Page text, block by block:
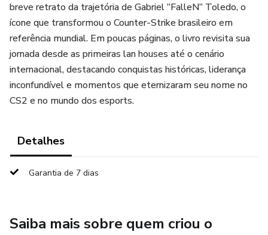
breve retrato da trajetória de Gabriel “FalleN” Toledo, o
ícone que transformou o Counter-Strike brasileiro em
referência mundial. Em poucas páginas, o livro revisita sua
jornada desde as primeiras lan houses até o cenário
internacional, destacando conquistas históricas, liderança
inconfundível e momentos que eternizaram seu nome no
CS2 e no mundo dos esports.
Detalhes
Garantia de 7 dias
Saiba mais sobre quem criou o